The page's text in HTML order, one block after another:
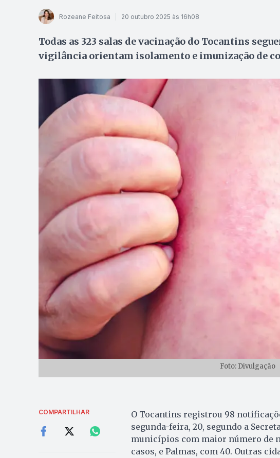
Rozeane Feitosa 20 outubro 2025 às 16h08
Todas as 323 salas de vacinação do Tocantins
vigilância orientam isolamento e imunização de
Foto: Divulgação
COMPARTILHAR
O Tocantins registrou 98
segunda-feira, 20, segundo a
municípios com maior número de
casos, e Palmas, com 40. Outras